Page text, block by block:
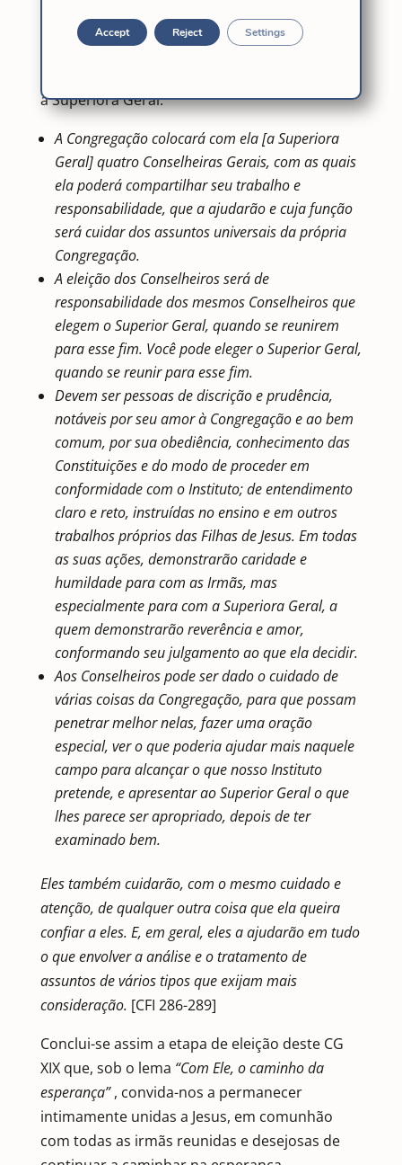
Isso nos ajuda a lembrar algo do que dizem
nossas Constituições das Filhas de Jesus sobre
a Superiora Geral.
A Congregação colocará com ela [a Superiora
Geral] quatro Conselheiras Gerais, com as quais
ela poderá compartilhar seu trabalho e
responsabilidade, que a ajudarão e cuja função
será cuidar dos assuntos universais da própria
Congregação.
A eleição dos Conselheiros será de
responsabilidade dos mesmos Conselheiros que
elegem o Superior Geral, quando se reunirem
para esse fim. Você pode eleger o Superior Geral,
quando se reunir para esse fim.
Devem ser pessoas de discrição e prudência,
notáveis por seu amor à Congregação e ao bem
comum, por sua obediência, conhecimento das
Constituições e do modo de proceder em
conformidade com o Instituto; de entendimento
claro e reto, instruídas no ensino e em outros
trabalhos próprios das Filhas de Jesus. Em todas
as suas ações, demonstrarão caridade e
humildade para com as Irmãs, mas
especialmente para com a Superiora Geral, a
quem demonstrarão reverência e amor,
conformando seu julgamento ao que ela decidir.
Aos Conselheiros pode ser dado o cuidado de
várias coisas da Congregação, para que possam
penetrar melhor nelas, fazer uma oração
especial, ver o que poderia ajudar mais naquele
campo para alcançar o que nosso Instituto
pretende, e apresentar ao Superior Geral o que
lhes parece ser apropriado, depois de ter
examinado bem.
Eles também cuidarão, com o mesmo cuidado e
atenção, de qualquer outra coisa que ela queira
confiar a eles. E, em geral, eles a ajudarão em tudo
o que envolver a análise e o tratamento de
assuntos de vários tiposque exijam mais
consideração. [CFI 286-289]
Conclui-se assim a etapa de eleição deste CG
XIX que, sob o lema “Com Ele, o caminho da
esperança”, convida-nos a permanecer
intimamente unidas a Jesus, em comunhão
com todas as irmãs reunidas e desejosas de
Accept Reject Settings